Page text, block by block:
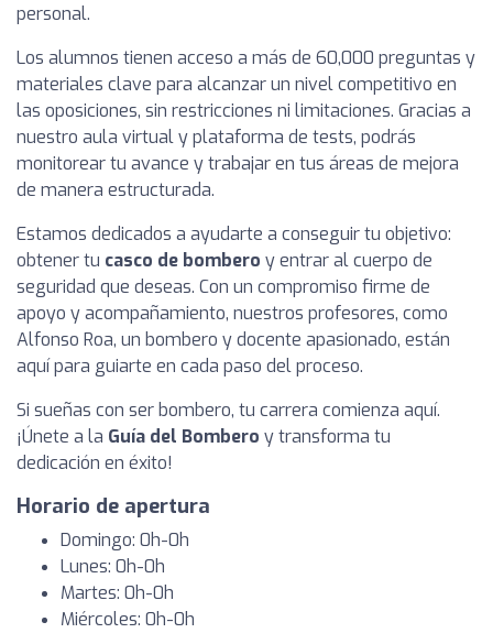
personal.
Los alumnos tienen acceso a más de 60,000 preguntas y
materiales clave para alcanzar un nivel competitivo en
las oposiciones, sin restricciones ni limitaciones. Gracias a
nuestro aula virtual y plataforma de tests, podrás
monitorear tu avance y trabajar en tus áreas de mejora
de manera estructurada.
Estamos dedicados a ayudarte a conseguir tu objetivo:
obtener tu casco de bombero y entrar al cuerpo de
seguridad que deseas. Con un compromiso firme de
apoyo y acompañamiento, nuestros profesores, como
Alfonso Roa, un bombero y docente apasionado, están
aquí para guiarte en cada paso del proceso.
Si sueñas con ser bombero, tu carrera comienza aquí.
¡Únete a la Guía del Bombero y transforma tu
dedicación en éxito!
Horario de apertura
Domingo: 0h-0h
Lunes: 0h-0h
Martes: 0h-0h
Miércoles: 0h-0h